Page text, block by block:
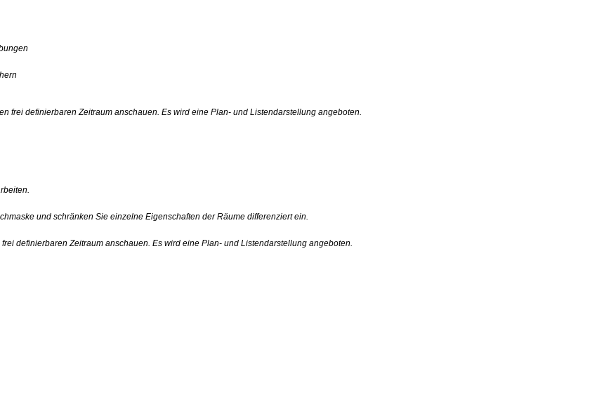
frei definierbaren Zeitraum anschauen. Es wird eine Plan- und Listendarstellung angeboten.
und schränken Sie einzelne Eigenschaften der Räume differenziert ein.
definierbaren Zeitraum anschauen. Es wird eine Plan- und Listendarstellung angeboten.